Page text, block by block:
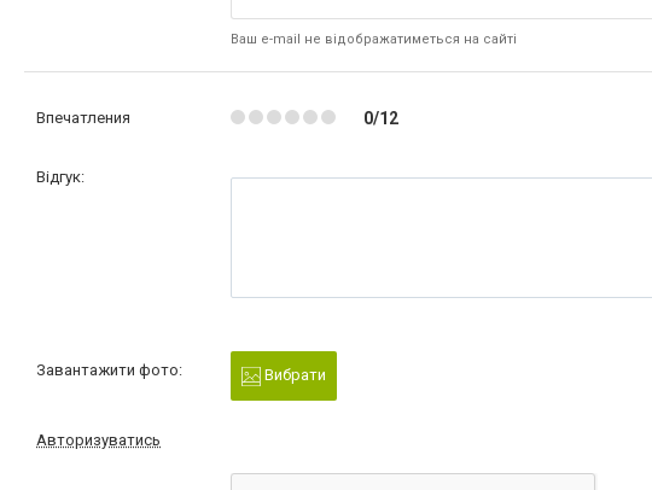
Ваш e-mail не відображатиметься на сайті
Впечатления 0/12
Відгук:
Завантажити фото: Вибрати
Авторизуватись